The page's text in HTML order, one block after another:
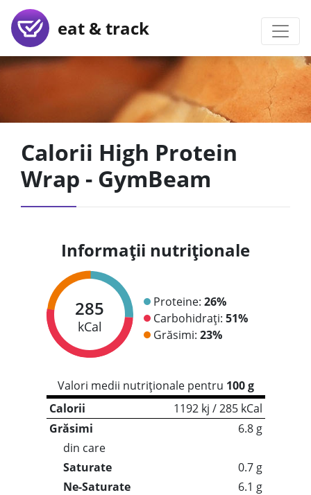
eat & track
Calorii High Protein
Wrap - GymBeam
Informații nutriționale
285
kCal
Proteine: 26%
Carbohidrați: 51%
Grăsimi: 23%
Valori medii nutriționale pentru 100 g
Calorii
1192 kj / 285 kCal
Grăsimi
6.8 g
din care
Saturate
0.7 g
Ne-Saturate
6.1 g